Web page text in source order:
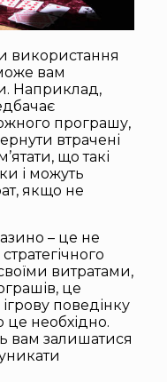
використання
вам
Наприклад,
програшу,
втрачені
що такі
і можуть
якщо не
– це не
витратами,
це
поведінку
це необхідно.
вам залишатися